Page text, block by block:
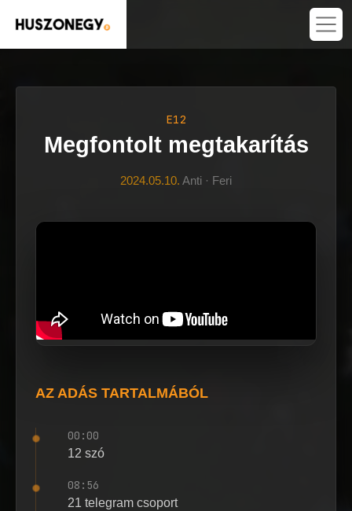
E12
Megfontolt megtakarítás
2024.05.10. Anti · Feri
AZ ADÁS TARTALMÁBÓL
00:00
12 szó
08:56
21 telegram csoport